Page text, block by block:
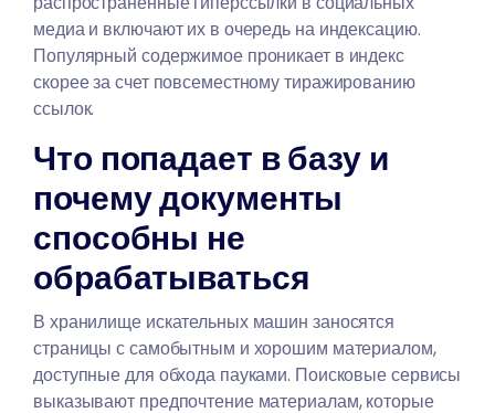
медиа и включают их в очередь на индексацию.
Популярный содержимое проникает в индекс
скорее за счет повсеместному тиражированию
ссылок.
Что попадает в базу и
почему документы
способны не
обрабатываться
В хранилище искательных машин заносятся
страницы с самобытным и хорошим материалом,
доступные для обхода пауками. Поисковые сервисы
выказывают предпочтение материалам, которые